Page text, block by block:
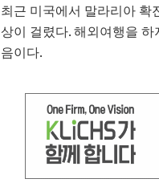
최근 미국에서 말라리아 확
상이 걸렸다. 해외여행을
음이다.